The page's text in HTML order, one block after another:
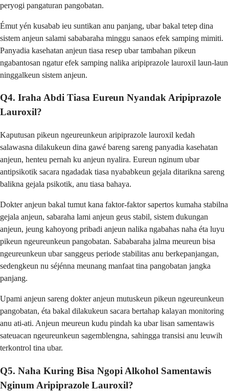
peryogi pangaturan pangobatan.
Émut yén kusabab ieu suntikan anu panjang, ubar bakal tetep dina
sistem anjeun salami sababaraha minggu sanaos efek samping mimiti.
Panyadia kasehatan anjeun tiasa resep ubar tambahan pikeun
ngabantosan ngatur efek samping nalika aripiprazole lauroxil laun-laun
ninggalkeun sistem anjeun.
Q4. Iraha Abdi Tiasa Eureun Nyandak Aripiprazole
Lauroxil?
Kaputusan pikeun ngeureunkeun aripiprazole lauroxil kedah
salawasna dilakukeun dina gawé bareng sareng panyadia kasehatan
anjeun, henteu pernah ku anjeun nyalira. Eureun nginum ubar
antipsikotik sacara ngadadak tiasa nyababkeun gejala ditarikna sareng
balikna gejala psikotik, anu tiasa bahaya.
Dokter anjeun bakal tumut kana faktor-faktor sapertos kumaha stabilna
gejala anjeun, sabaraha lami anjeun geus stabil, sistem dukungan
anjeun, jeung kahoyong pribadi anjeun nalika ngabahas naha éta luyu
pikeun ngeureunkeun pangobatan. Sababaraha jalma meureun bisa
ngeureunkeun ubar sanggeus periode stabilitas anu berkepanjangan,
sedengkeun nu séjénna meunang manfaat tina pangobatan jangka
panjang.
Upami anjeun sareng dokter anjeun mutuskeun pikeun ngeureunkeun
pangobatan, éta bakal dilakukeun sacara bertahap kalayan monitoring
anu ati-ati. Anjeun meureun kudu pindah ka ubar lisan samentawis
sateuacan ngeureunkeun sagemblengna, sahingga transisi anu leuwih
terkontrol tina ubar.
Q5. Naha Kuring Bisa Ngopi Alkohol Samentawis
Nginum Aripiprazole Lauroxil?